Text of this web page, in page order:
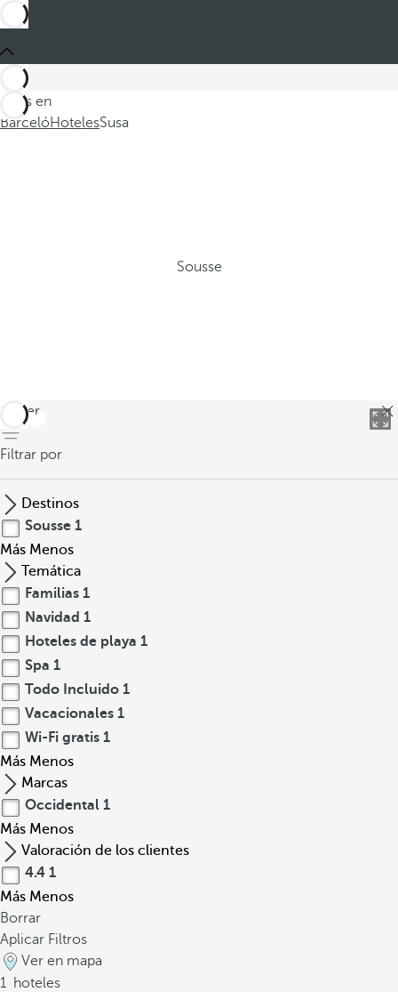
Estás en
BarcelóHotelesSusa
Sousse
volver
Filtrar por
Destinos
Sousse 1
Más Menos
Temática
Familias 1
Navidad 1
Hoteles de playa 1
Spa 1
Todo Incluido 1
Vacacionales 1
Wi-Fi gratis 1
Más Menos
Marcas
Occidental 1
Más Menos
Valoración de los clientes
4.4 1
Más Menos
Borrar
Aplicar Filtros
Ver en mapa
1 hoteles